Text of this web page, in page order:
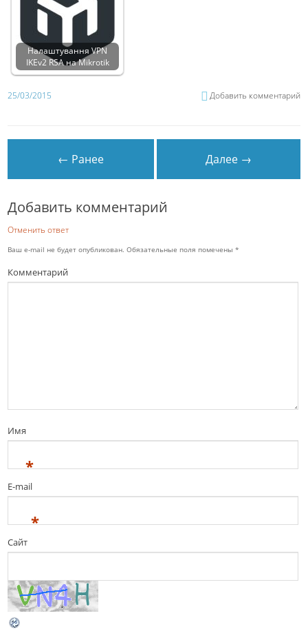
Налаштування VPN
IKEv2 RSA на Mikrotik
25/03/2015 Добавить комментарий
← Ранее Далее →
Добавить комментарий
Отменить ответ
Ваш e-mail не будет опубликован. Обязательные поля помечены*
Комментарий
Имя
*
E-mail
*
Сайт